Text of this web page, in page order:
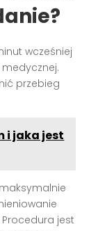
wcześniej
przebieg
i jaka jest
jest